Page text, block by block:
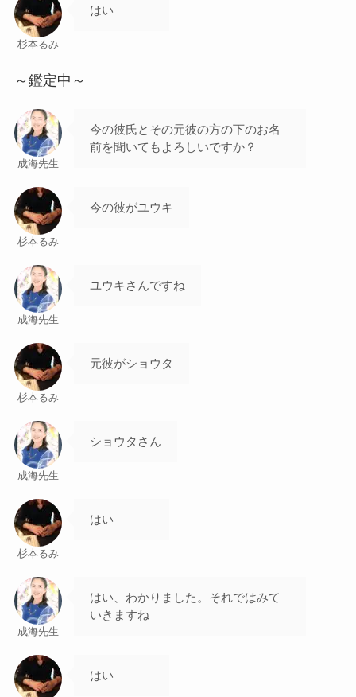
杉本るみ
はい
～鑑定中～
成海先生
今の彼氏とその元彼の方の下のお名
前を聞いてもよろしいですか？
杉本るみ
今の彼がユウキ
成海先生
ユウキさんですね
杉本るみ
元彼がショウタ
成海先生
ショウタさん
杉本るみ
はい
成海先生
はい、わかりました。それではみて
いきますね
はい